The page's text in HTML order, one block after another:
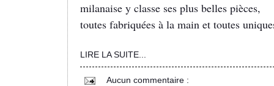
milanaise y classe ses plus belles pièces,
toutes fabriquées à la main et toutes
LIRE LA SUITE...
Aucun commentaire :